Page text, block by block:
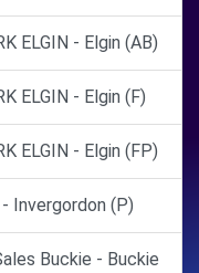
ELGIN - Elgin (AB)
ELGIN - Elgin (F)
ELGIN - Elgin (FP)
Invergordon (P)
Buckie - Buckie